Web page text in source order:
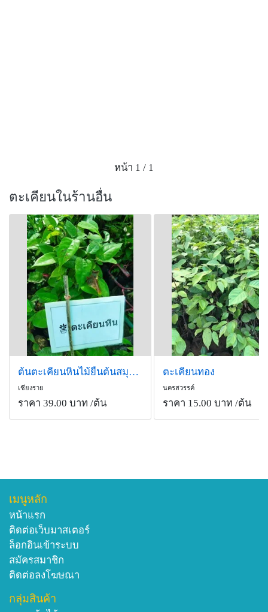
หน้า 1 / 1
ตะเคียนในร้านอื่น
ต้นตะเคียนหินไม้ยืนต้นสมุนไพรไทยหายาก พันธุ์ไม้มงคล
เชียงราย
ราคา 39.00 บาท /ต้น
ตะเคียนทอง
นครสวรรค์
ราคา 15.00 บาท /ต้น
เมนูหลัก
หน้าแรก
ติดต่อเว็บมาสเตอร์
ล็อกอินเข้าระบบ
สมัครสมาชิก
ติดต่อลงโฆษณา
กลุ่มสินค้า